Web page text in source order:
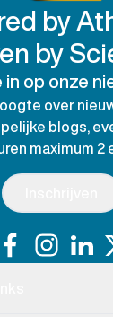
by
by
in op onze
over
blogs,
maximum 2